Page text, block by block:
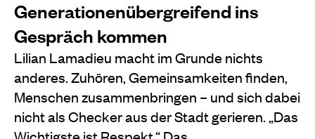
Generationenübergreifend ins
Gespräch kommen
Lilian Lamadieu macht im Grunde nichts
anderes. Zuhören, Gemeinsamkeiten finden,
Menschen zusammenbringen – und sich dabei
nicht als Checker aus der Stadt gerieren. „Das